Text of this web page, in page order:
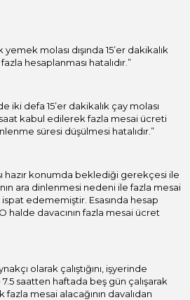
molası dışında 15’er dakikalık
hesaplanması hatalıdır.”
defa 15’er dakikalık çay molası
saat kabul edilerek fazla mesai ücreti
süresi düşülmesi hatalıdır.”
hazır konumda beklediği gerekçesi ile
ara dinlenmesi nedeni ile fazla mesai
edememiştir. Esasında hesap
davacının fazla mesai ücret
olarak çalıştığını, işyerinde
7.5 saatten haftada beş gün çalışarak
mesai alacağının davalıdan